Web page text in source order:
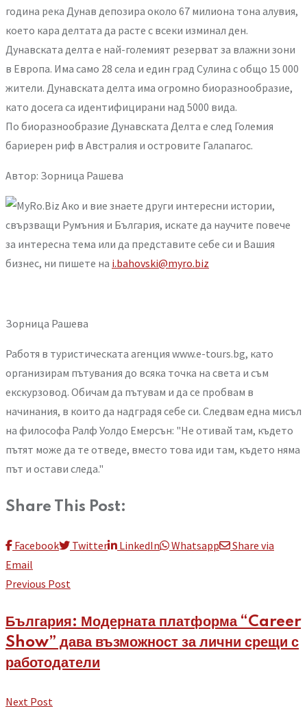
година река Дунав депозира около 67 милиона тона алувия,
което кара делтата да расте с всеки изминал ден.
Дунавската делта е най-големият резерват за влажни зони
в Европа. Има само 28 села и един град Сулина с общо 15 000
жители. Дунавската делта има огромно биоразнообразие,
като досега са идентифицирани над 5000 вида.
По биоразнообразие Дунавската Делта е след Големия
бариерен риф в Австралия и островите Галапагос.
Автор: Зорница Рашева
Ако и вие знаете други интересни истории,
свързващи Румъния и България, искате да научите повече
за интересна тема или да представите себе си и Вашия
бизнес, ни пишете на i.bahovski@myro.biz
Зорница Рашева
Работя в туристическата агенция www.e-tours.bg, като
организирам пътувания до всяка точка на света и съм
екскурзовод. Обичам да пътувам и да се пробвам в
начинания, в които да надградя себе си. Следвам една мисъл
на философа Ралф Уолдо Емерсън: "Не отивай там, където
пътят може да те отведе, вместо това иди там, където няма
път и остави следа."
Share This Post:
Facebook Twitter LinkedIn Whatsapp
Share via
Email
Previous Post
България: Модерната платформа “Career
Show” дава възможност за лични срещи с
работодатели
Next Post